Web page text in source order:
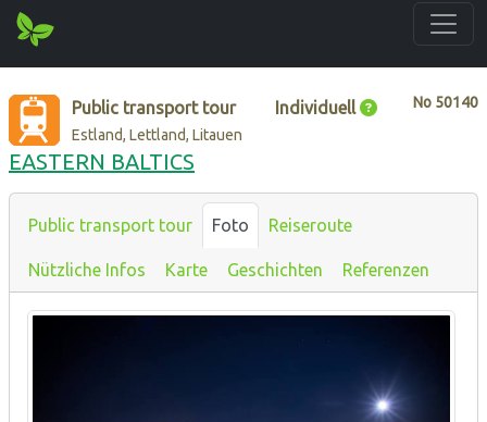
No 50140
Public transport tour Individuell
Estland, Lettland, Litauen
EASTERN BALTICS
Public transport tour Foto Reiseroute
Nützliche Infos Karte Geschichten Referenzen